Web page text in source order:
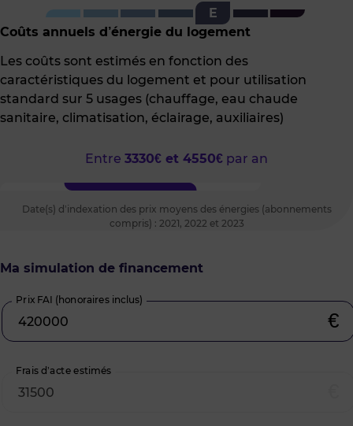
l'indice
E
Coûts annuels d’énergie du logement
Les coûts sont estimés en fonction des
caractéristiques du logement et pour utilisation
standard sur 5 usages (chauffage, eau chaude
sanitaire, climatisation, éclairage, auxiliaires)
Entre 3330€ et 4550€ par an
Date(s) d’indexation des prix moyens des énergies (abonnements
compris) : 2021, 2022 et 2023
Ma simulation de financement
Prix FAI (honoraires inclus)
€
Frais d’acte estimés